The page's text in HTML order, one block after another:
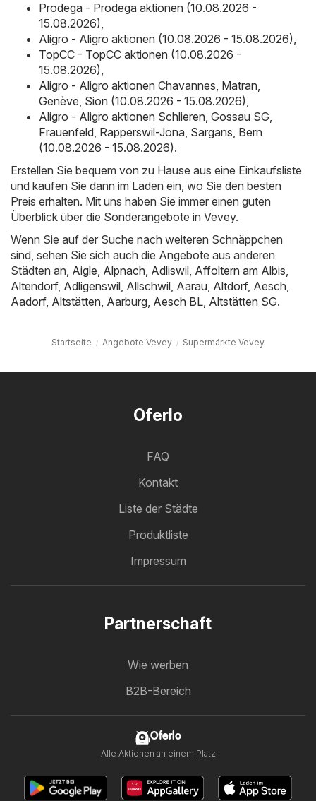
Prodega - Prodega aktionen (10.08.2026 -
15.08.2026),
Aligro - Aligro aktionen (10.08.2026 - 15.08.2026),
TopCC - TopCC aktionen (10.08.2026 -
15.08.2026),
Aligro - Aligro aktionen Chavannes, Matran,
Genève, Sion (10.08.2026 - 15.08.2026),
Aligro - Aligro aktionen Schlieren, Gossau SG,
Frauenfeld, Rapperswil-Jona, Sargans, Bern
(10.08.2026 - 15.08.2026).
Erstellen Sie bequem von zu Hause aus eine Einkaufsliste
und kaufen Sie dann im Laden ein, wo Sie den besten
Preis erhalten. Mit uns haben Sie immer einen guten
Überblick über die Sonderangebote in Vevey.
Wenn Sie auf der Suche nach weiteren Schnäppchen
sind, sehen Sie sich auch die Angebote aus anderen
Städten an, Aigle, Alpnach, Adliswil, Affoltern am Albis,
Altendorf, Adligenswil, Allschwil, Aarau, Altdorf, Aesch,
Aadorf, Altstätten, Aarburg, Aesch BL, Altstätten SG.
Startseite Angebote Vevey Supermärkte Vevey
Oferlo
FAQ
Kontakt
Liste der Städte
Produktliste
Impressum
Partnerschaft
Wie werben
B2B-Bereich
Oferlo
Alle Aktionen an einem Platz